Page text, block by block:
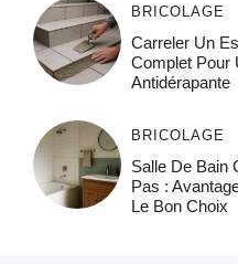
BRICOLAGE
Carreler Un
Complet Pour
Antidérapante
BRICOLAGE
Salle De Bain
Pas :
Le Bon Choix